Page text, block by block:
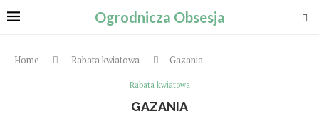
Ogrodnicza Obsesja
Home Rabata kwiatowa Gazania
Rabata kwiatowa
GAZANIA